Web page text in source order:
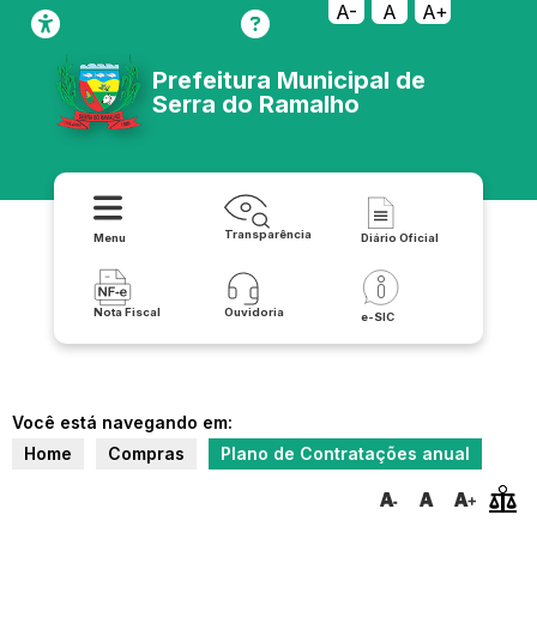
A- A A+
Prefeitura Municipal de
Serra do Ramalho
Menu Transparência Diário Oficial
Nota Fiscal Ouvidoria e-SIC
Você está navegando em:
Home
Compras Plano de Contratações anual